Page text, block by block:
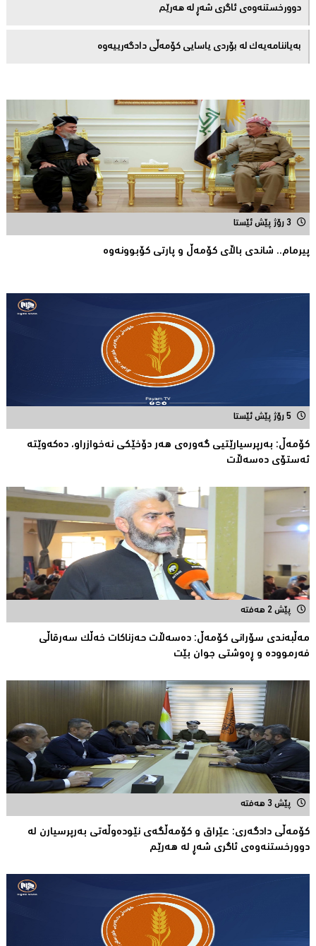
دوورخستنەوەى ئاگری شەڕ لە هەرێم
بەیاننامەیەک لە بۆردی یاسایی کۆمەڵی دادگەرییەوە
3 رۆژ پێش ئێستا
پیرمام.. شاندی باڵای كۆمه‌ڵ و پارتی كۆبوونه‌وه‌
5 رۆژ پێش ئێستا
كۆمەڵ: بەرپرسیارێتیی گەورەی هەر دۆخێکی نەخوازراو، دەكەوێتە
ئەستۆی دەسەڵات
پێش 2 هەفتە
مەڵبەندى سۆرانى کۆمەڵ: دەسەڵات حەزناکات خەڵک سەرقاڵى
فەرموودە و ڕەوشتى جوان بێت
پێش 3 هەفتە
کۆمەڵى دادگەرى: عێراق و كۆمەڵگەی نێودەوڵەتی بەرپرسیارن لە
دوورخستنەوەى ئاگری شەڕ لە هەرێم